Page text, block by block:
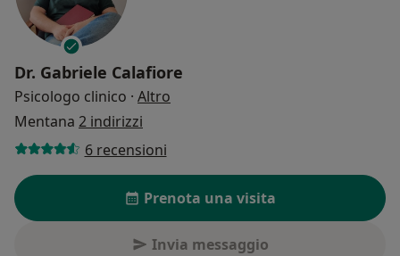
Dr. Gabriele Calafiore
Psicologo clinico · Altro
Mentana 2 indirizzi
6 recensioni
Prenota una visita
Invia messaggio